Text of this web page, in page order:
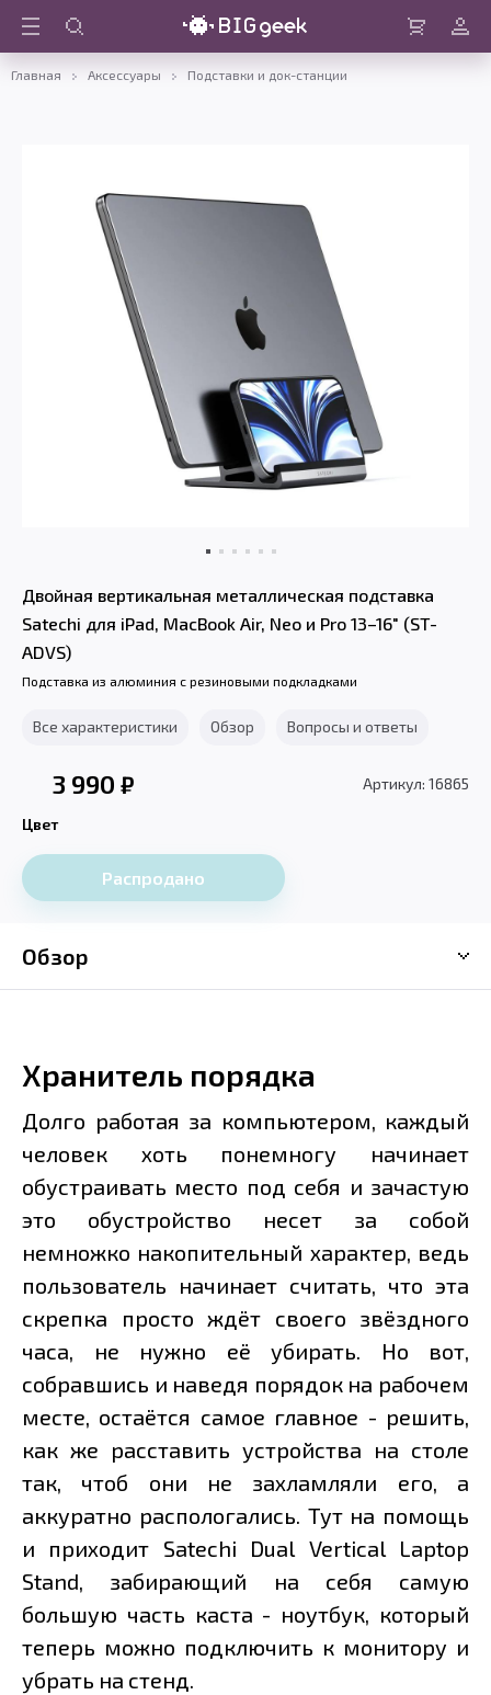
Войти
Главная Аксессуары Подставки и док-станции
Двойная вертикальная металлическая подставка
Satechi для iPad, MacBook Air, Neo и Pro 13–16" (ST-
ADVS)
Подставка из алюминия с резиновыми подкладками
Все характеристики Обзор Вопросы и ответы
3 990 ₽ Артикул: 16865
Цвет
Распродано
Обзор
Хранитель порядка
Долго работая за компьютером, каждый
человек хоть понемногу начинает
обустраивать место под себя и зачастую
это обустройство несет за собой
немножко накопительный характер, ведь
пользователь начинает считать, что эта
скрепка просто ждёт своего звёздного
часа, не нужно её убирать. Но вот,
собравшись и наведя порядок на рабочем
месте, остаётся самое главное - решить,
как же расставить устройства на столе
так, чтоб они не захламляли его, а
аккуратно распологались. Тут на помощь
и приходит Satechi Dual Vertical Laptop
Stand, забирающий на себя самую
большую часть каста - ноутбук, который
теперь можно подключить к монитору и
убрать на стенд.